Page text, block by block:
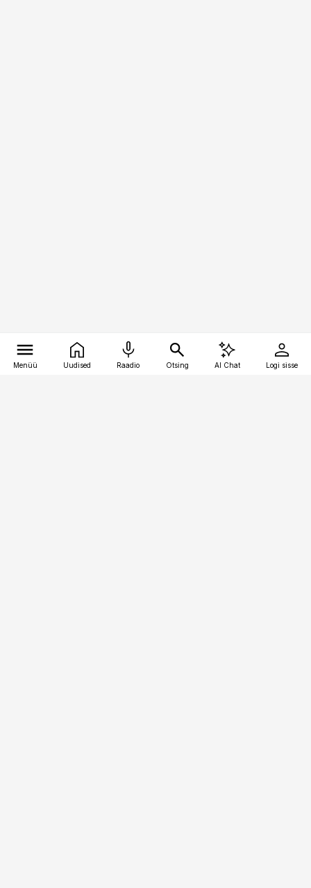
Menüü Uudised Raadio Otsing AI Chat Logi sisse